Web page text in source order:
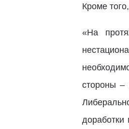
Кроме
«На
стороны –